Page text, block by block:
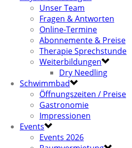
Unser Team
Fragen & Antworten
Online-Termine
Abonnemente & Preise
Therapie Sprechstunde
Weiterbildungen
Dry Needling
Schwimmbad
Öffnungszeiten / Preise
Gastronomie
Impressionen
Events
Events 2026